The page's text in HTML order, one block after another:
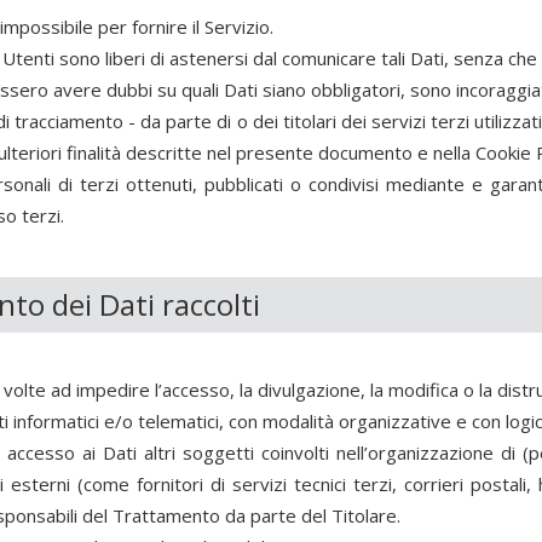
per fornire il Servizio.
sono liberi di astenersi dal comunicare tali Dati, senza
avere dubbi su quali Dati siano obbligatori, sono
tracciamento - da parte di o dei titolari dei servizi terzi
finalità descritte nel presente documento e nella Cookie
di terzi ottenuti, pubblicati o condivisi mediante e
terzi.
dei Dati raccolti
ad impedire l’accesso, la divulgazione, la modifica o la
e/o telematici, con modalità organizzative e con
ai Dati altri soggetti coinvolti nell’organizzazione di
(come fornitori di servizi tecnici terzi, corrieri postali,
del Trattamento da parte del Titolare.